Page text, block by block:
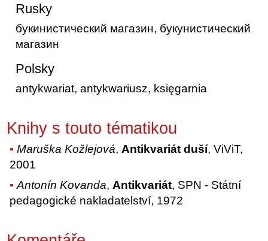
Rusky
букинистический магазин, букунистический
магазин
Polsky
antykwariat, antykwariusz, księgarnia
Knihy s touto tématikou
Maruška Kožlejová,Antikvariát duší, ViViT,
2001
Antonín Kovanda,Antikvariát, SPN - Státní
pedagogické nakladatelství, 1972